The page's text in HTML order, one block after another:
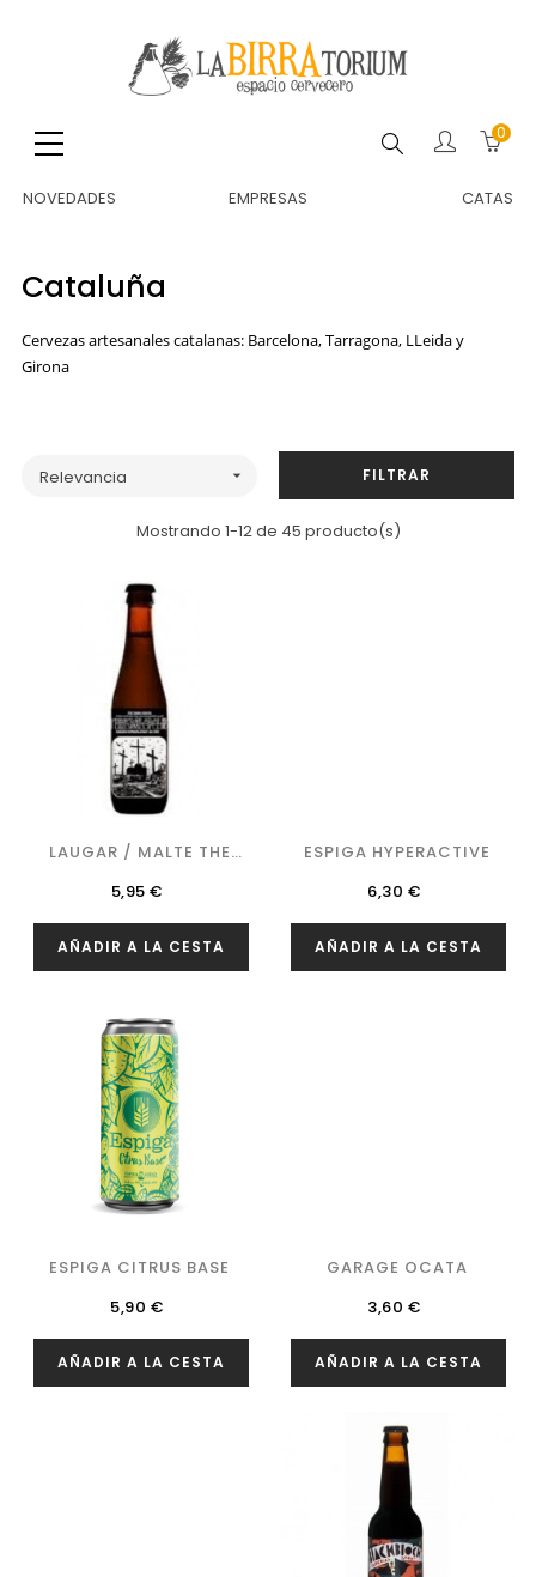
Buscar 0
NOVEDADES EMPRESAS CATAS
Cataluña
Cervezas artesanales catalanas: Barcelona, Tarragona, LLeida y
Girona
Relevancia  FILTRAR
Mostrando 1-12 de 45 producto(s)
LAUGAR / MALTE THE
DOOM...
Precio
5,95 €
AÑADIR A LA CESTA
ESPIGA HYPERACTIVE
Precio
6,30 €
AÑADIR A LA CESTA
ESPIGA CITRUS BASE
Precio
5,90 €
AÑADIR A LA CESTA
GARAGE OCATA
Precio
3,60 €
AÑADIR A LA CESTA